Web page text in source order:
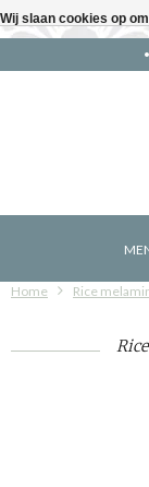
Home Rice
Wij slaan cookies op